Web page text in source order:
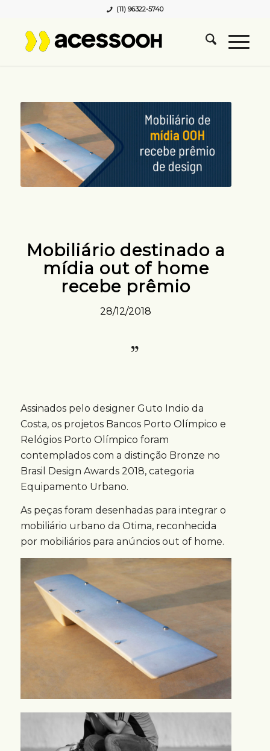
(11) 96322-5740
Mobiliário destinado a
mídia out of home
recebe prêmio
28/12/2018
Assinados pelo designer Guto Indio da
Costa, os projetos Bancos Porto Olímpico e
Relógios Porto Olímpico foram
contemplados com a distinção Bronze no
Brasil Design Awards 2018, categoria
Equipamento Urbano.
As peças foram desenhadas para integrar o
mobiliário urbano da Otima, reconhecida
por mobiliários para anúncios out of home.